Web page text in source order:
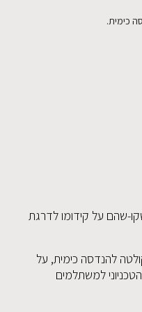
כימית.
שהם על קידומו לדרגת
להנדסה כימית, על
למשתלמים